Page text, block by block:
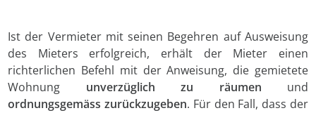
Ist der Vermieter mit seinen Begehren auf Ausweisung
des Mieters erfolgreich, erhält der Mieter einen
richterlichen Befehl mit der Anweisung, die gemietete
Wohnung unverzüglich zu räumen und
ordnungsgemäss zurückzugeben. Für den Fall, dass der